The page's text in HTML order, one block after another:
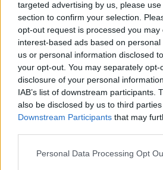
targeted advertising by us, please
section to confirm your selection.
opt-out request is processed you may
interest-based ads based on
us or personal information disclosed
your opt-out. You may separately
disclosure of your personal
IAB’s list of downstream participants.
also be disclosed by us to third
Downstream Participants that may
Please note that this website/app
Personal Data Processing Opt
Continua a leggere